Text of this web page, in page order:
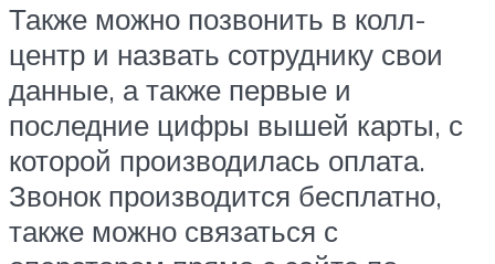
Также можно позвонить в колл-
центр и назвать сотруднику свои
данные, а также первые и
последние цифры вышей карты, с
которой производилась оплата.
Звонок производится бесплатно,
также можно связаться с